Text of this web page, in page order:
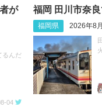
が
るんだ
04
福岡 田川市奈
福岡県 2026年8